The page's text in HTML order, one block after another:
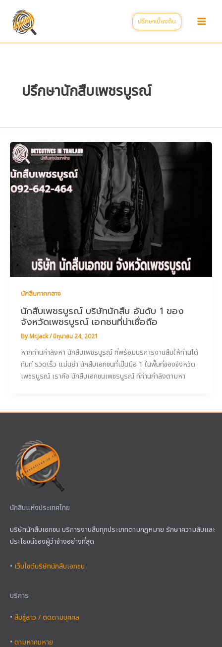
content
ปรึกษาเบื้องต้น
ปรึกษานักสืบเพชรบูรณ์
นักสืบภาคกลาง
นักสืบเพชรบูรณ์ บริษัทนักสืบ อันดับ 1 ของ
จังหวัดเพชรบูรณ์ เอกชนที่น่าเชื่อถือ
ByMr.Jack/มิถุนายน 24, 2021
หากท่านกำลังหา นักสืบเพชรบูรณ์ ที่พร้อมบริการงานสืบให้ท่านได้
ทันที รวดเร็ว แม่นยำ นักสืบเอกชนที่เป็นมือ 1 ในพื้นที่ของจังหวัด
เพชรบูรณ์ เราคือ นักสืบเอกชนเพชรบูรณ์ ที่ท่านกำลังตามหา
นักสืบแห่งประเทศไทย
บริษัทนักสืบเอกชน บริการงานสืบทุกประเภทตามกฎหมาย รักษาความลับและ
ประโยชน์ของผู้ว่าจ้างอย่างที่สุด
• เว็บไซต์บริษัทนักสืบเอกชน
บริการ
• สืบชู้สาว / ติดตามบุคคล
• ตามหาคนหาย